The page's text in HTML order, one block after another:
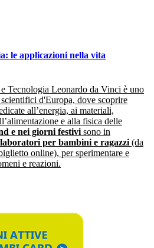
le applicazioni nella vita
Tecnologia Leonardo da Vinci è uno
d'Europa, dove scoprire
all’energia, ai materiali,
e alla fisica delle
e nei giorni festivi sono in
per bambini e ragazzi (da
online), per sperimentare e
e reazioni.